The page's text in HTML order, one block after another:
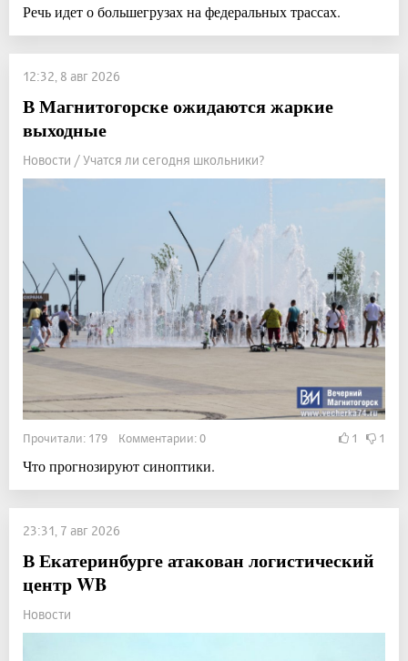
Речь идет о большегрузах на федеральных трассах.
12:32, 8 авг 2026
В Магнитогорске ожидаются жаркие
выходные
Новости / Учатся ли сегодня школьники?
Прочитали: 179 Комментарии: 0 1 1
Что прогнозируют синоптики.
23:31, 7 авг 2026
В Екатеринбурге атакован логистический
центр WB
Новости